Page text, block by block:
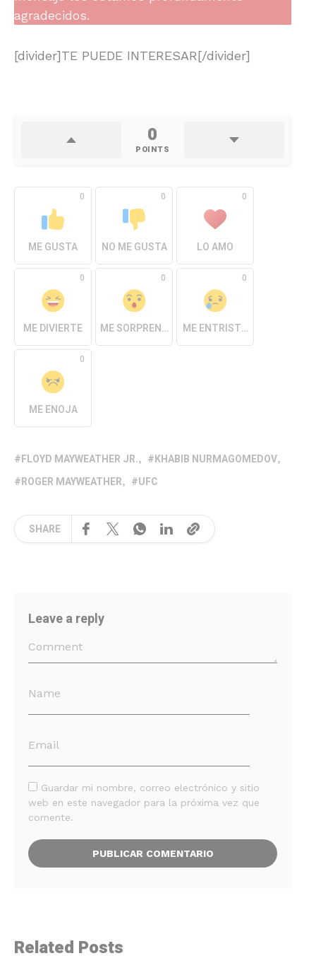
agradecidos.
[divider]TE PUEDE INTERESAR[/divider]
0
POINTS
0
ME GUSTA
0
NO ME GUSTA
0
LO AMO
0
ME DIVIERTE
0
ME SORPRENDE
0
ME ENTRISTECE
0
ME ENOJA
FLOYD MAYWEATHER JR.
KHABIB NURMAGOMEDOV
ROGER MAYWEATHER
UFC
SHARE
Leave a reply
Guardar mi nombre, correo electrónico y sitio
web en este navegador para la próxima vez que
comente.
Related Posts